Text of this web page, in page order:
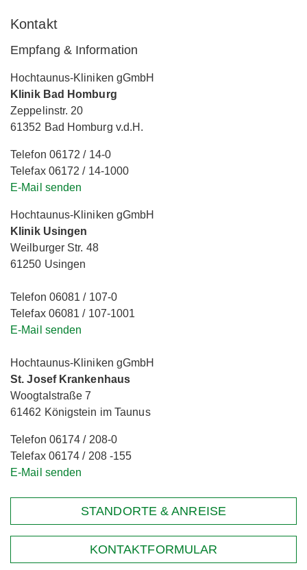
Kontakt
Empfang & Information
Hochtaunus-Kliniken gGmbH
Klinik Bad Homburg
Zeppelinstr. 20
61352 Bad Homburg v.d.H.
Telefon 06172 / 14-0
Telefax 06172 / 14-1000
E-Mail senden
Hochtaunus-Kliniken gGmbH
Klinik Usingen
Weilburger Str. 48
61250 Usingen
Telefon 06081 / 107-0
Telefax 06081 / 107-1001
E-Mail senden
Hochtaunus-Kliniken gGmbH
St. Josef Krankenhaus
Woogtalstraße 7
61462 Königstein im Taunus
Telefon 06174 / 208-0
Telefax 06174 / 208 -155
E-Mail senden
STANDORTE & ANREISE
KONTAKTFORMULAR